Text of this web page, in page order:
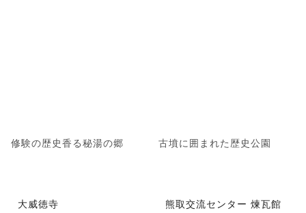
修験の歴史香る秘湯の郷 古墳に囲まれた歴史公園
大威徳寺 熊取交流センター 煉瓦館